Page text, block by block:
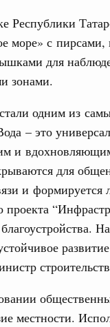
Республики
море» с
для
зонами.
одним из
– это
и
для
и формируется
проекта
местности.
колледжей и
по
союз.
актуальные
кооперации в
перевозок,